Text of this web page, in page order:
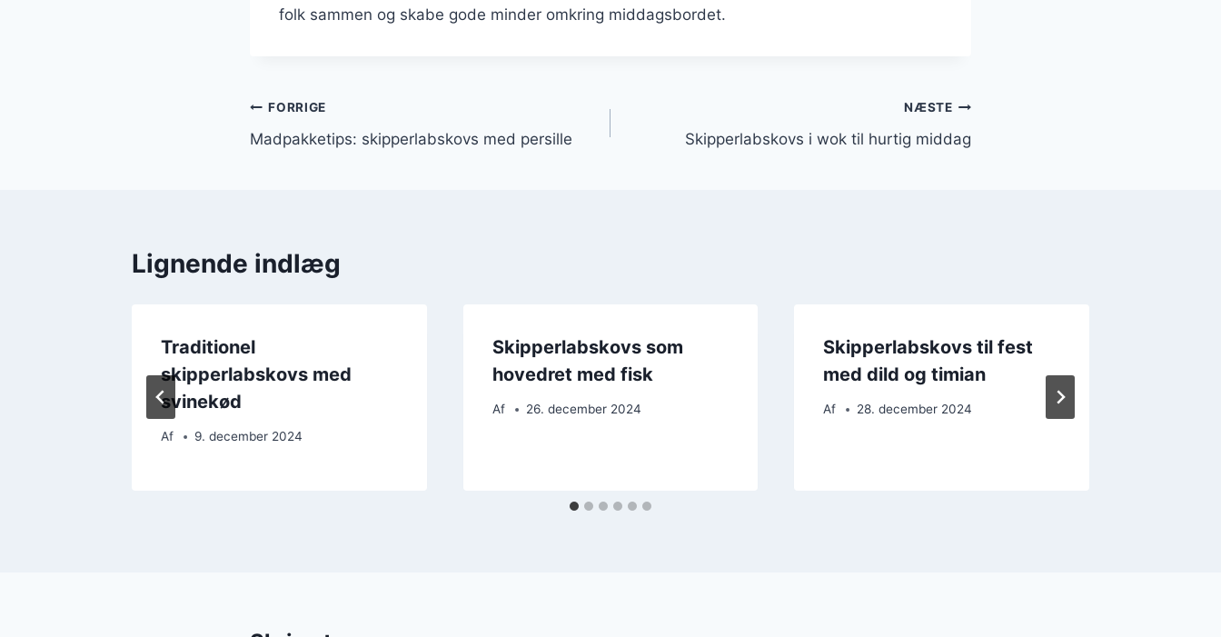
folk sammen og skabe gode minder omkring middagsbordet.
Indlægsnavigation
FORRIGE
Madpakketips: skipperlabskovs med persille
NÆSTE
Skipperlabskovs i wok til hurtig middag
Lignende indlæg
Traditionel
skipperlabskovs med
svinekød
Af 9. december 2024
Skipperlabskovs som
hovedret med fisk
Af 26. december 2024
Skipperlabskovs til fest
med dild og timian
Af 28. december 2024